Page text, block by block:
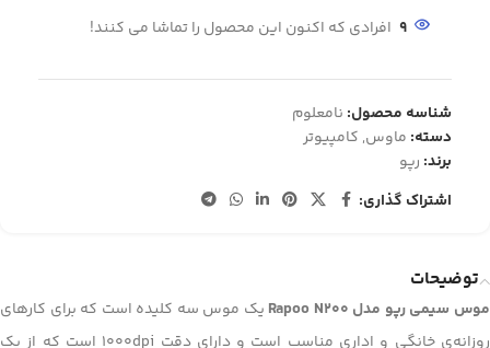
9 افرادی که اکنون این محصول را تماشا می کنند!
شناسه محصول: نامعلوم
دسته: ماوس, کامپیوتر
برند: رپو
اشتراک گذاری:
توضیحات
موس سیمی رپو مدل Rapoo N200
یک موس سه کلیده‌ است که برای کارهای
روزانه‌ی خانگی و اداری مناسب است و دارای دقت 1000dpi است که از یک